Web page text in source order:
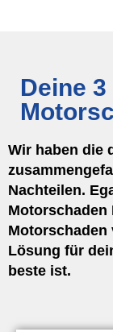
Deine
Wir haben die
Nachteilen.
Motorschaden
Motorschaden
Lösung für
beste ist.